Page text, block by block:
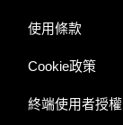
使用條款
Cookie政策
終端使用者授